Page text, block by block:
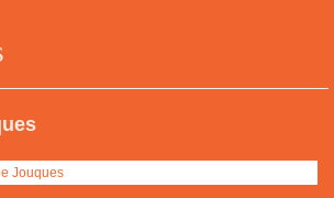
Jouques